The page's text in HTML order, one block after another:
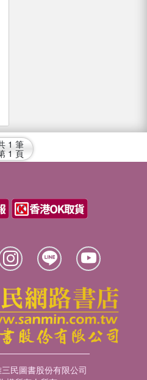
1 筆
1 頁
民圖書股份有限公司